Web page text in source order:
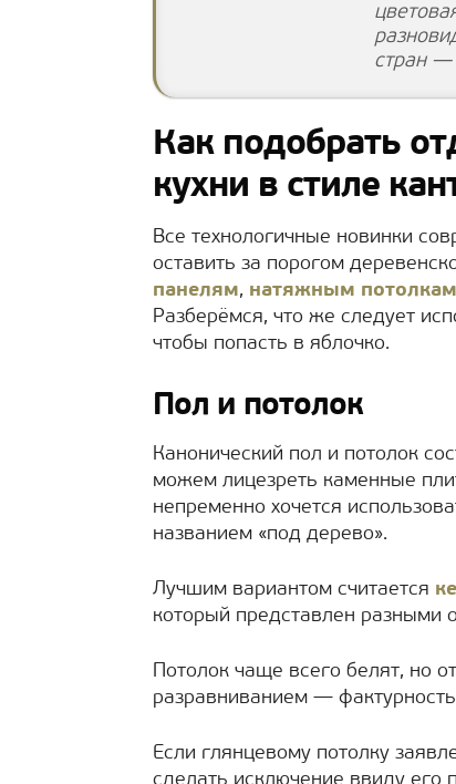
стран —
Как подобрать
кухни в стиле
Все технологичные новинки
оставить за порогом
панелям, натяжным потолкам
Разберёмся, что же следует
чтобы попасть в яблочко.
Пол и потолок
Канонический пол и потолок
можем лицезреть каменные
непременно хочется
названием «под дерево».
Лучшим вариантом считается
который представлен разными
Потолок чаще всего белят, но
разравниванием — фактурность
Если глянцевому потолку